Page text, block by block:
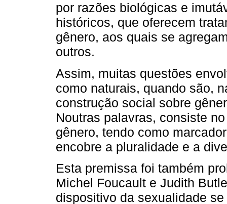
por razões biológicas e
históricos, que oferecem
gênero, aos quais se
outros.
Assim, muitas questões
como naturais, quando são,
construção social sobre
Noutras palavras, consiste
gênero, tendo como
encobre a pluralidade e a
Esta premissa foi também
Michel Foucault e Judith
dispositivo da sexualidade